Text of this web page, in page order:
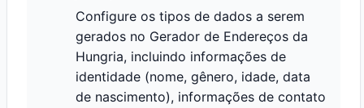
Configure os tipos de dados a serem
gerados no Gerador de Endereços da
Hungria, incluindo informações de
identidade (nome, gênero, idade, data
de nascimento), informações de contato